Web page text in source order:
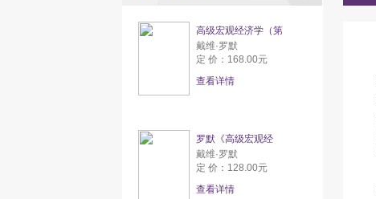
高级宏观经济学（第
戴维·罗默
定 价：168.00元
查看详情
罗默《高级宏观经
戴维·罗默
定 价：128.00元
查看详情